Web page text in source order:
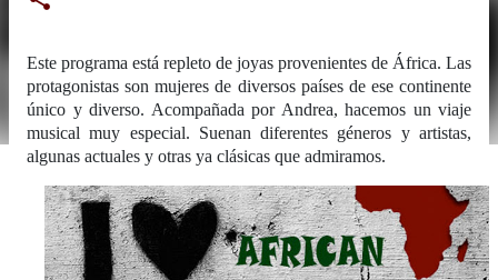
Este programa está repleto de joyas provenientes de África. Las
protagonistas son mujeres de diversos países de ese continente
único y diverso. Acompañada por Andrea, hacemos un viaje
musical muy especial. Suenan diferentes géneros y artistas,
algunas actuales y otras ya clásicas que admiramos.